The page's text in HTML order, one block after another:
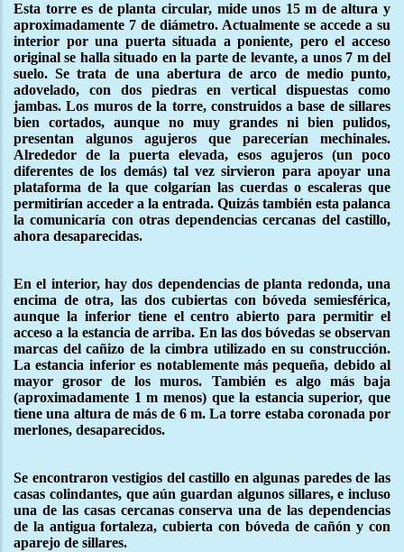
Esta torre es de planta circular, mide unos 15 m de altura y
aproximadamente 7 de diámetro. Actualmente se accede a su
interior por una puerta situada a poniente, pero el acceso
original se halla situado en la parte de levante, a unos 7 m del
suelo. Se trata de una abertura de arco de medio punto,
adovelado, con dos piedras en vertical dispuestas como
jambas. Los muros de la torre, construidos a base de sillares
bien cortados, aunque no muy grandes ni bien pulidos,
presentan algunos agujeros que parecerían mechinales.
Alrededor de la puerta elevada, esos agujeros (un poco
diferentes de los demás) tal vez sirvieron para apoyar una
plataforma de la que colgarían las cuerdas o escaleras que
permitirían acceder a la entrada. Quizás también esta palanca
la comunicaría con otras dependencias cercanas del castillo,
ahora desaparecidas.
En el interior, hay dos dependencias de planta redonda, una
encima de otra, las dos cubiertas con bóveda semiesférica,
aunque la inferior tiene el centro abierto para permitir el
acceso a la estancia de arriba. En las dos bóvedas se observan
marcas del cañizo de la cimbra utilizado en su construcción.
La estancia inferior es notablemente más pequeña, debido al
mayor grosor de los muros. También es algo más baja
(aproximadamente 1 m menos) que la estancia superior, que
tiene una altura de más de 6 m. La torre estaba coronada por
merlones, desaparecidos.
Se encontraron vestigios del castillo en algunas paredes de las
casas colindantes, que aún guardan algunos sillares, e incluso
una de las casas cercanas conserva una de las dependencias
de la antigua fortaleza, cubierta con bóveda de cañón y con
aparejo de sillares.